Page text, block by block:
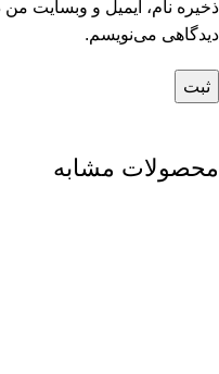
ذخیره نام، ایمیل و وبسایت
دیدگاهی می‌نویسم.
محصولات مشابه